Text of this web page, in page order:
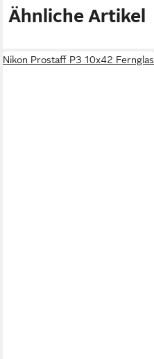
Ähnliche Artikel
Nikon Prostaff P3 10x42 Fernglas